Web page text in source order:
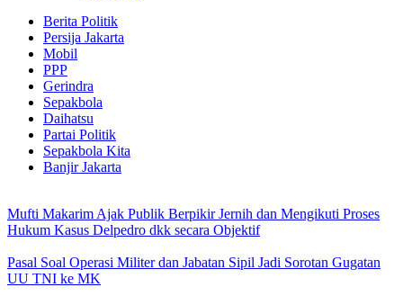
Berita Politik
Persija Jakarta
Mobil
PPP
Gerindra
Sepakbola
Daihatsu
Partai Politik
Sepakbola Kita
Banjir Jakarta
Mufti Makarim Ajak Publik Berpikir Jernih dan Mengikuti Proses
Hukum Kasus Delpedro dkk secara Objektif
Pasal Soal Operasi Militer dan Jabatan Sipil Jadi Sorotan Gugatan
UU TNI ke MK